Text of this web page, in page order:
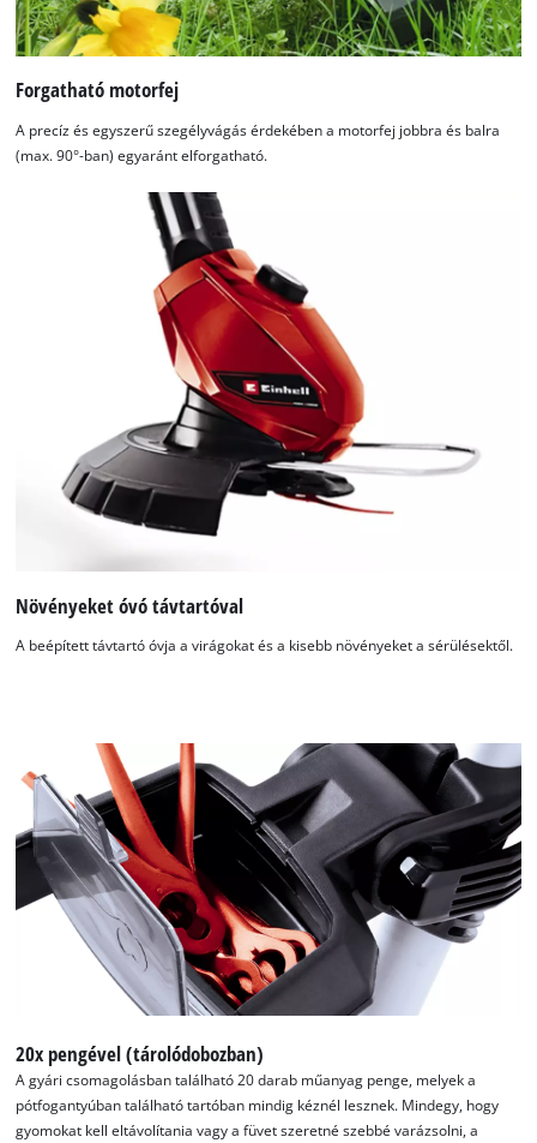
Forgatható motorfej
A precíz és egyszerű szegélyvágás érdekében a motorfej jobbra és balra
(max. 90°-ban) egyaránt elforgatható.
Növényeket óvó távtartóval
A beépített távtartó óvja a virágokat és a kisebb növényeket a sérülésektől.
20x pengével (tárolódobozban)
A gyári csomagolásban található 20 darab műanyag penge, melyek a
pótfogantyúban található tartóban mindig kéznél lesznek. Mindegy, hogy
gyomokat kell eltávolítania vagy a füvet szeretné szebbé varázsolni, a